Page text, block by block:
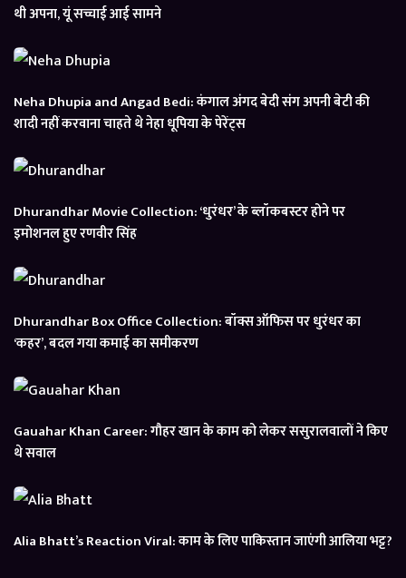
थी अपना, यूं सच्चाई आई सामने
Neha Dhupia and Angad Bedi: कंगाल अंगद बेदी संग अपनी बेटी की
शादी नहीं करवाना चाहते थे नेहा धूपिया के पेरेंट्स
Dhurandhar Movie Collection: ‘धुरंधर’ के ब्लॉकबस्टर होने पर
इमोशनल हुए रणवीर सिंह
Dhurandhar Box Office Collection: बॉक्स ऑफिस पर धुरंधर का
‘कहर’, बदल गया कमाई का समीकरण
Gauahar Khan Career: गौहर खान के काम को लेकर ससुरालवालों ने किए
थे सवाल
Alia Bhatt’s Reaction Viral: काम के लिए पाकिस्तान जाएंगी आलिया भट्ट?